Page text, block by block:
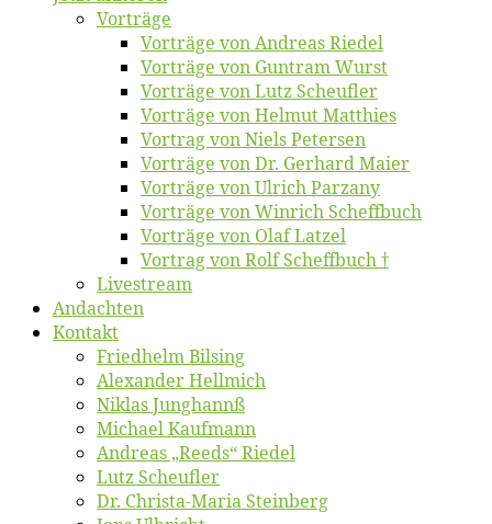
Vor­trä­ge
Vor­trä­ge von An­dre­as Riedel
Vor­trä­ge von Gun­tram Wurst
Vor­trä­ge von Lutz Scheufler
Vor­trä­ge von Hel­mut Matthies
Vor­trag von Niels Petersen
Vor­trä­ge von Dr. Ger­hard Maier
Vor­trä­ge von Ul­rich Parzany
Vor­trä­ge von Win­rich Scheffbuch
Vor­trä­ge von Olaf Latzel
Vor­trag von Rolf Scheffbuch †
Live­stream
An­dach­ten
Kon­takt
Fried­helm Bilsing
Alex­an­der Hellmich
Ni­klas Junghannß
Mi­cha­el Kaufmann
An­dre­as „Reeds“ Riedel
Lutz Scheuf­ler
Dr. Chris­­ta-Ma­ria Steinberg